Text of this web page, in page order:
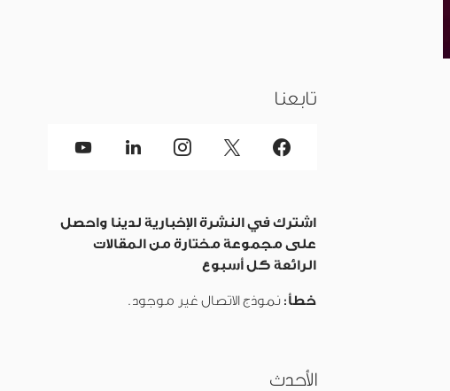
تابعنا
اشترك في النشرة الإخبارية لدينا واحصل
على مجموعة مختارة من المقالات
الرائعة كل أسبوع
خطأ: نموذج الاتصال غير موجود.
الأحدث